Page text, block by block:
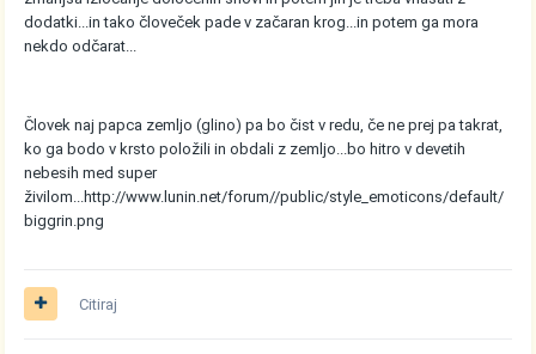
dodatki...in tako človeček pade v začaran krog...in potem ga mora
nekdo odčarat...
Človek naj papca zemljo (glino) pa bo čist v redu, če ne prej pa takrat,
ko ga bodo v krsto položili in obdali z zemljo...bo hitro v devetih
nebesih med super
živilom...http://www.lunin.net/forum//public/style_emoticons/default/
biggrin.png
Citiraj